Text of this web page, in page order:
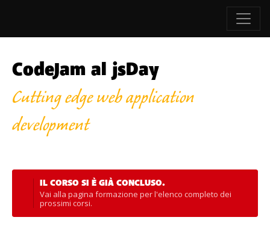
CodeJam al jsDay
Cutting edge web application
development
IL CORSO SI È GIÀ CONCLUSO.
Vai alla pagina formazione per l'elenco completo dei
prossimi corsi.